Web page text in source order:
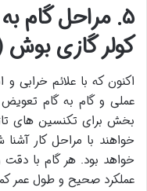
۵. مراحل گام
کولر گازی
اکنون که با علائم خرابی و
عملی و گام به گام
بخش برای تکنسین های
خواهند با مراحل کار
خواهد بود. هر گام با
عملکرد صحیح و طول عمر